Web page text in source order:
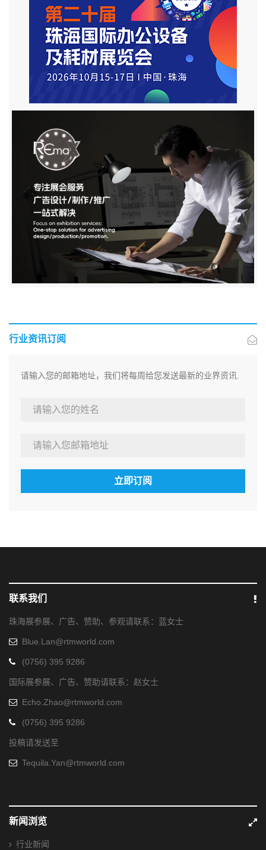
行业资讯订阅
请输入您的邮箱地址，我们将每周给您发送最新的业界资讯.
立即订阅
联系我们
珠海展参展、广告、赞助、参观请联系：蓝女士
Blue.Lan@rtmworld.com
(0756) 395 9286
国际展参展、广告、赞助请联系：赵女士
Echo.Zhao@rtmworld.com
(0756) 395 9286
投稿请发送至
Tequila.Yan@rtmworld.com
新闻浏览
行业新闻